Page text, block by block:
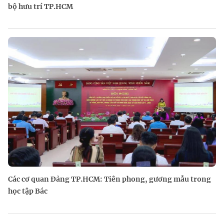
bộ hưu trí TP.HCM
Các cơ quan Đảng TP.HCM: Tiên phong, gương mẫu trong
học tập Bác